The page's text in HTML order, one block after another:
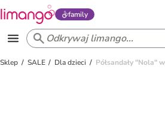
family
Sklep SALE Dla dzieci Półsandały "Nola"